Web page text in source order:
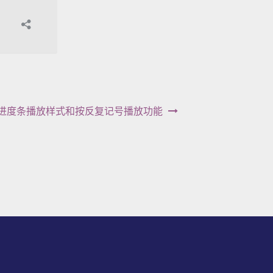
度条播放样式和按反复记号播放功能